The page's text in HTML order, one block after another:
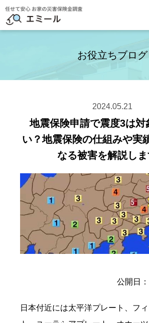
お役立ちブログ
2024.05.21
地震保険申請で震度3は対
い？地震保険の仕組みや実
なる被害を解説しま
公開日
日本付近には太平洋プレート、フ